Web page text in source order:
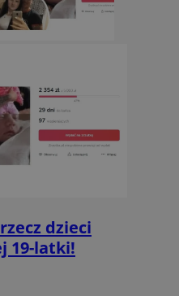
dzieci
19-latki!